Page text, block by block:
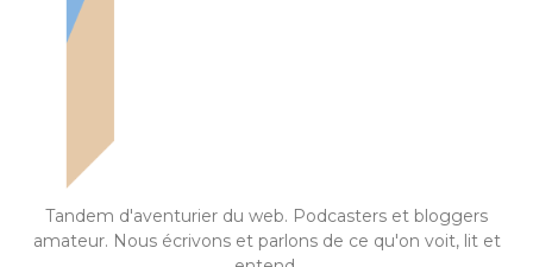
Tandem d'aventurier du web. Podcasters et bloggers
amateur. Nous écrivons et parlons de ce qu'on voit, lit et